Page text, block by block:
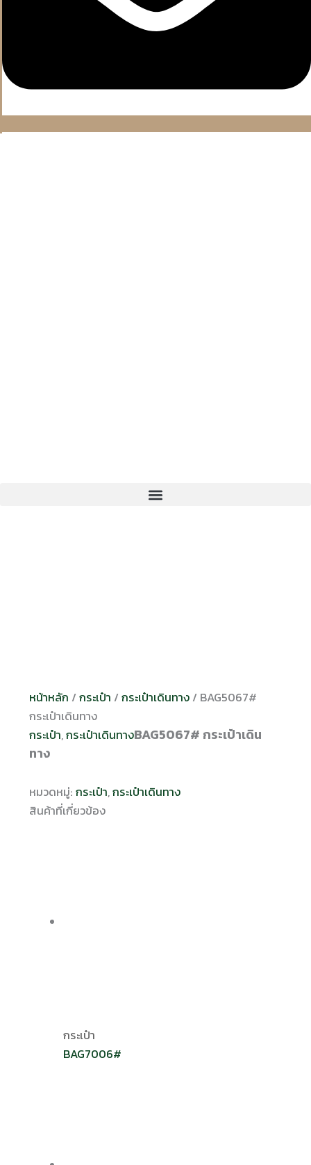
หน้าหลัก / กระเป๋า / กระเป๋าเดินทาง/ BAG5067#
กระเป๋าเดินทาง
กระเป๋า,กระเป๋าเดินทางBAG5067# กระเป๋าเดิน
ทาง
หมวดหมู่: กระเป๋า,กระเป๋าเดินทาง
สินค้าที่เกี่ยวข้อง
กระเป๋า
BAG7006#